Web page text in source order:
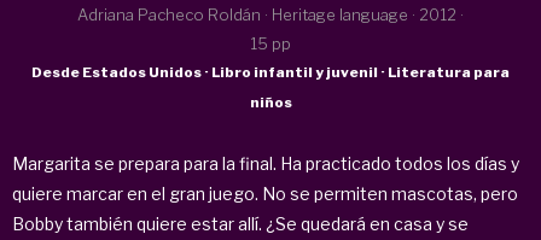
Adriana Pacheco Roldán · Heritage language · 2012 ·
15 pp
Desde Estados Unidos · Libro infantil y juvenil · Literatura para
niños
Margarita se prepara para la final. Ha practicado todos los días y
quiere marcar en el gran juego. No se permiten mascotas, pero
Bobby también quiere estar allí. ¿Se quedará en casa y se